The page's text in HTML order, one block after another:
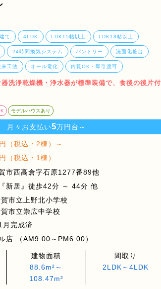
て 4LDK LDK15帖以上 LDK18帖以上
24時間換気システム パントリー 洗面化粧台
来工法 オール電化 内覧OK・即引渡可
洗浄乾燥機・浄水器が標準装備で、食後の後片付
モデルハウスあり
月々お支払い5万円台～
（税込・2棟）～
（税込・1棟）
市西高倉字石原1277番89他
新居』徒歩42分 ～ 44分 他
市立上野北小学校
市立崇広中学校
月完成済
店 （AM9:00～PM6:00）
建物面積
88.6m²～
108.47m²
間取り
2LDK～4LDK